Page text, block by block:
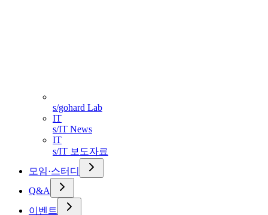
s/gohard Lab
IT
s/IT News
IT
s/IT 보도자료
모임·스터디
Q&A
이벤트